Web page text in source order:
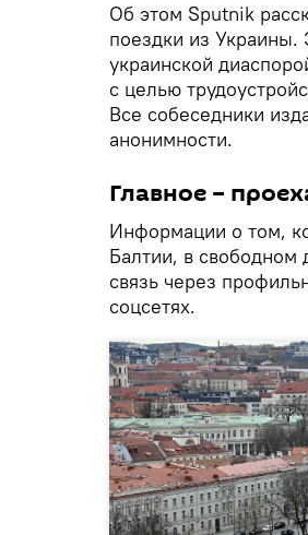
Об этом Sputnik
поездки из
украинской
с целью
Все собеседники
анонимности.
Главное –
Информации о том,
Балтии, в свободном
связь через
соцсетях.